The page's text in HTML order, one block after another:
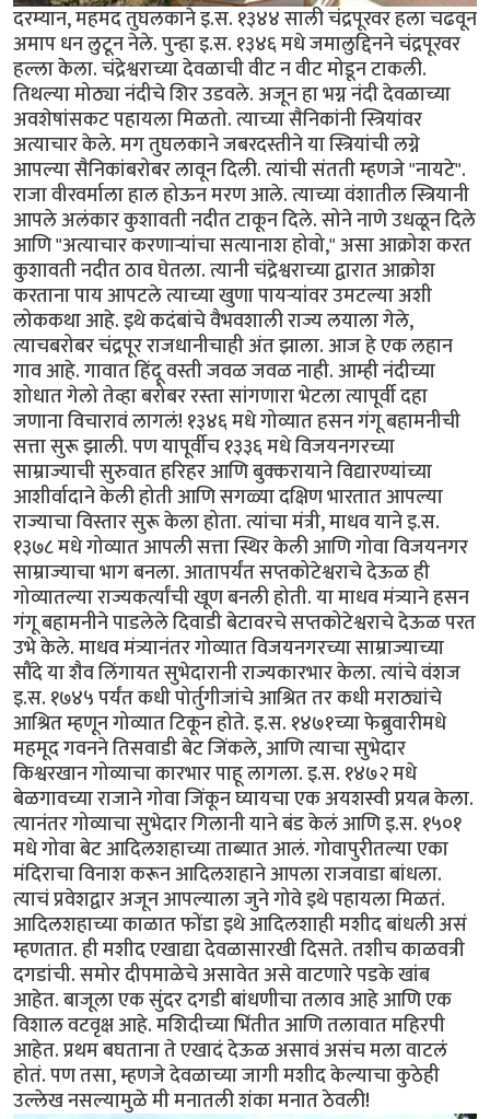
दरम्यान, महमद तुघलकाने इ.स. १३४४ साली चंद्रपूरवर हला चढवून
अमाप धन लुटून नेले. पुन्हा इ.स. १३४६ मधे जमालुद्दिनने चंद्रपूरवर
हल्ला केला. चंद्रेश्वराच्या देवळाची वीट न वीट मोडून टाकली.
तिथल्या मोठ्या नंदीचे शिर उडवले. अजून हा भग्न नंदी देवळाच्या
अवशेषांसकट पहायला मिळतो. त्याच्या सैनिकांनी स्त्रियांवर
अत्याचार केले. मग तुघलकाने जबरदस्तीने या स्त्रियांची लग्ने
आपल्या सैनिकांबरोबर लावून दिली. त्यांची संतती म्हणजे "नायटे".
राजा वीरवर्माला हाल होऊन मरण आले. त्याच्या वंशातील स्त्रियानी
आपले अलंकार कुशावती नदीत टाकून दिले. सोने नाणे उधळून दिले
आणि "अत्याचार करणार्‍यांचा सत्यानाश होवो," असा आक्रोश करत
कुशावती नदीत ठाव घेतला. त्यानी चंद्रेश्वराच्या द्वारात आक्रोश
करताना पाय आपटले त्याच्या खुणा पायर्‍यांवर उमटल्या अशी
लोककथा आहे. इथे कदंबांचे वैभवशाली राज्य लयाला गेले,
त्याचबरोबर चंद्रपूर राजधानीचाही अंत झाला. आज हे एक लहान
गाव आहे. गावात हिंदू वस्ती जवळ जवळ नाही. आम्ही नंदीच्या
शोधात गेलो तेव्हा बरोबर रस्ता सांगणारा भेटला त्यापूर्वी दहा
जणाना विचारावं लागलं! १३४६ मधे गोव्यात हसन गंगू बहामनीची
सत्ता सुरू झाली. पण यापूर्वीच १३३६ मधे विजयनगरच्या
साम्राज्याची सुरुवात हरिहर आणि बुक्करायाने विद्यारण्यांच्या
आशीर्वादाने केली होती आणि सगळ्या दक्षिण भारतात आपल्या
राज्याचा विस्तार सुरू केला होता. त्यांचा मंत्री, माधव याने इ.स.
१३७८ मधे गोव्यात आपली सत्ता स्थिर केली आणि गोवा विजयनगर
साम्राज्याचा भाग बनला. आतापर्यंत सप्तकोटेश्वराचे देऊळ ही
गोव्यातल्या राज्यकर्त्यांची खूण बनली होती. या माधव मंत्र्याने हसन
गंगू बहामनीने पाडलेले दिवाडी बेटावरचे सप्तकोटेश्वराचे देऊळ परत
उभे केले. माधव मंत्र्यानंतर गोव्यात विजयनगरच्या साम्राज्याच्या
सौंदे या शैव लिंगायत सुभेदारानी राज्यकारभार केला. त्यांचे वंशज
इ.स. १७४५ पर्यंत कधी पोर्तुगीजांचे आश्रित तर कधी मराठ्यांचे
आश्रित म्हणून गोव्यात टिकून होते. इ.स. १४७१च्या फेब्रुवारीमधे
महमूद गवनने तिसवाडी बेट जिंकले, आणि त्याचा सुभेदार
किश्वरखान गोव्याचा कारभार पाहू लागला. इ.स. १४७२ मधे
बेळगावच्या राजाने गोवा जिंकून घ्यायचा एक अयशस्वी प्रयत्न केला.
त्यानंतर गोव्याचा सुभेदार गिलानी याने बंड केलं आणि इ.स. १५०१
मधे गोवा बेट आदिलशहाच्या ताब्यात आलं. गोवापुरीतल्या एका
मंदिराचा विनाश करून आदिलशहाने आपला राजवाडा बांधला.
त्याचं प्रवेशद्वार अजून आपल्याला जुने गोवे इथे पहायला मिळतं.
आदिलशहाच्या काळात फोंडा इथे आदिलशाही मशीद बांधली असं
म्हणतात. ही मशीद एखाद्या देवळासारखी दिसते. तशीच काळवत्री
दगडांची. समोर दीपमाळेचे असावेत असे वाटणारे पडके खांब
आहेत. बाजूला एक सुंदर दगडी बांधणीचा तलाव आहे आणि एक
विशाल वटवृक्ष आहे. मशिदीच्या भिंतीत आणि तलावात महिरपी
आहेत. प्रथम बघताना ते एखादं देऊळ असावं असंच मला वाटलं
होतं. पण तसा, म्हणजे देवळाच्या जागी मशीद केल्याचा कुठेही
उल्लेख नसल्यामुळे मी मनातली शंका मनात ठेवली!